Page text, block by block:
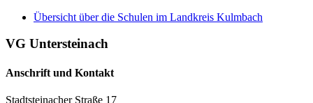
Übersicht über die Schulen im Landkreis Kulmbach
VG Untersteinach
Anschrift und Kontakt
Stadtsteinacher Straße 17